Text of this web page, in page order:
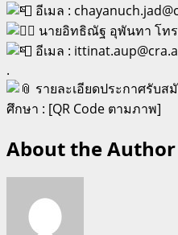
อีเมล :
นายอิทธิณัฐ อุพันทา โทร
อีเมล :
.
รายละเอียดประกาศรับ
ศึกษา : [QR Code ตามภาพ]
About the Author